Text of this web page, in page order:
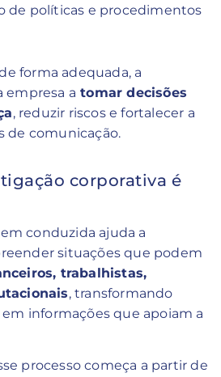
de políticas e procedimentos
forma adequada, a
empresa a tomar decisões
, reduzir riscos e fortalecer a
de comunicação.
corporativa é
conduzida ajuda a
situações que podem
trabalhistas,
, transformando
informações que apoiam a
processo começa a partir de